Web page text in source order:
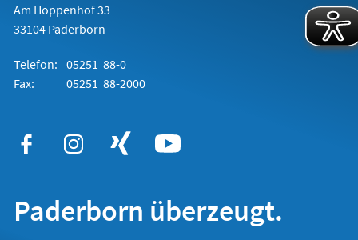
Am Hoppenhof 33
33104 Paderborn
Telefon: 05251 88-0
Fax:
05251 88-2000
Paderborn überzeugt.